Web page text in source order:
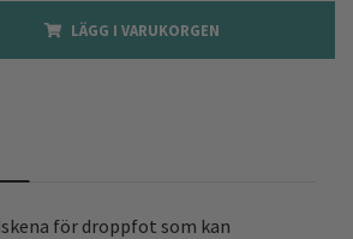
LÄGG I VARUKORGEN
för droppfot som kan